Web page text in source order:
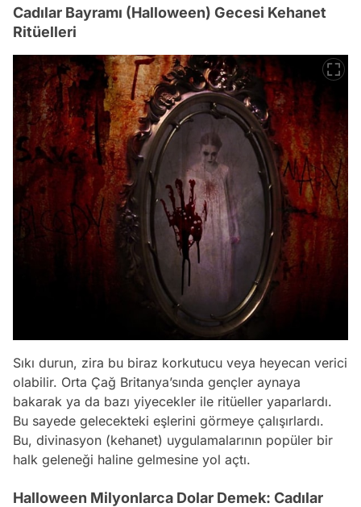
Cadılar Bayramı (Halloween) Gecesi Kehanet
Ritüelleri
Sıkı durun, zira bu biraz korkutucu veya heyecan verici
olabilir. Orta Çağ Britanya’sında gençler aynaya
bakarak ya da bazı yiyecekler ile ritüeller yaparlardı.
Bu sayede gelecekteki eşlerini görmeye çalışırlardı.
Bu, divinasyon (kehanet) uygulamalarının popüler bir
halk geleneği haline gelmesine yol açtı.
Halloween Milyonlarca Dolar Demek: Cadılar